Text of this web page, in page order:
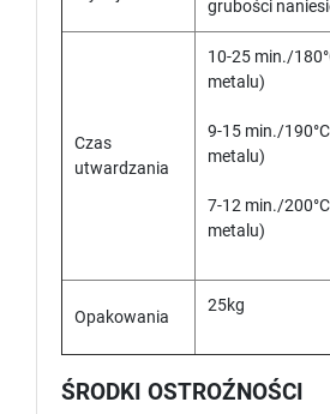
grubości
Czas
utwardzania
10-25 min./
metalu)
9-15 min./
metalu)
7-12 min./
metalu)
Opakowania
25kg
ŚRODKI OSTROŹNOŚCI